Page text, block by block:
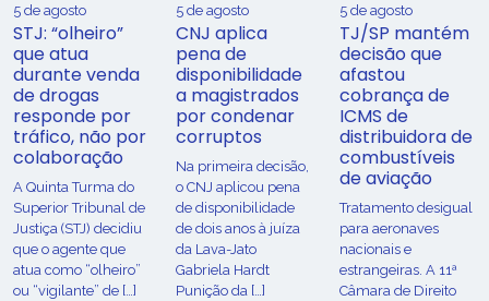
5 de agosto
STJ: “olheiro”
que atua
durante venda
de drogas
responde por
tráfico, não por
colaboração
A Quinta Turma do
Superior Tribunal de
Justiça (STJ) decidiu
que o agente que
atua como “olheiro”
ou “vigilante” de […]
5 de agosto
CNJ aplica
pena de
disponibilidade
a magistrados
por condenar
corruptos
Na primeira decisão,
o CNJ aplicou pena
de disponibilidade
de dois anos à juíza
da Lava-Jato
Gabriela Hardt
Punição da […]
5 de agosto
TJ/SP mantém
decisão que
afastou
cobrança de
ICMS de
distribuidora de
combustíveis
de aviação
Tratamento desigual
para aeronaves
nacionais e
estrangeiras. A 11ª
Câmara de Direito